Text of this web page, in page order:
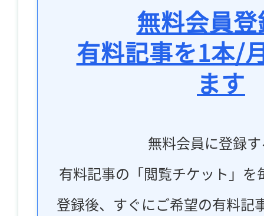
無料会員
有料記事を1本/
ます
無料会員に登録
有料記事の「閲覧チケット」
登録後、すぐにご希望の有料記